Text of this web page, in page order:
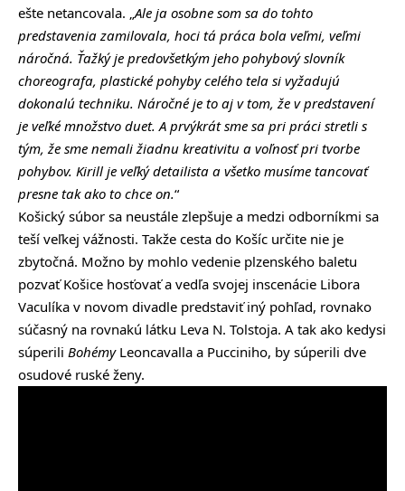
ešte netancovala. „ Ale ja osobne som sa do tohto
predstavenia zamilovala, hoci tá práca bola veľmi, veľmi
náročná. Ťažký je predovšetkým jeho pohybový slovník
choreografa, plastické pohyby celého tela si vyžadujú
dokonalú techniku. Náročné je to aj v tom, že v predstavení
je veľké množstvo duet. A prvýkrát sme sa pri práci stretli s
tým, že sme nemali žiadnu kreativitu a voľnosť pri tvorbe
pohybov. Kirill je veľký detailista a všetko musíme tancovať
presne tak ako to chce on.“
Košický súbor sa neustále zlepšuje a medzi odborníkmi sa
teší veľkej vážnosti. Takže cesta do Košíc určite nie je
zbytočná. Možno by mohlo vedenie plzenského baletu
pozvať Košice hosťovať a vedľa svojej inscenácie Libora
Vaculíka v novom divadle predstaviť iný pohľad, rovnako
súčasný na rovnakú látku Leva N. Tolstoja. A tak ako kedysi
súperili Bohémy Leoncavalla a Pucciniho, by súperili dve
osudové ruské ženy.